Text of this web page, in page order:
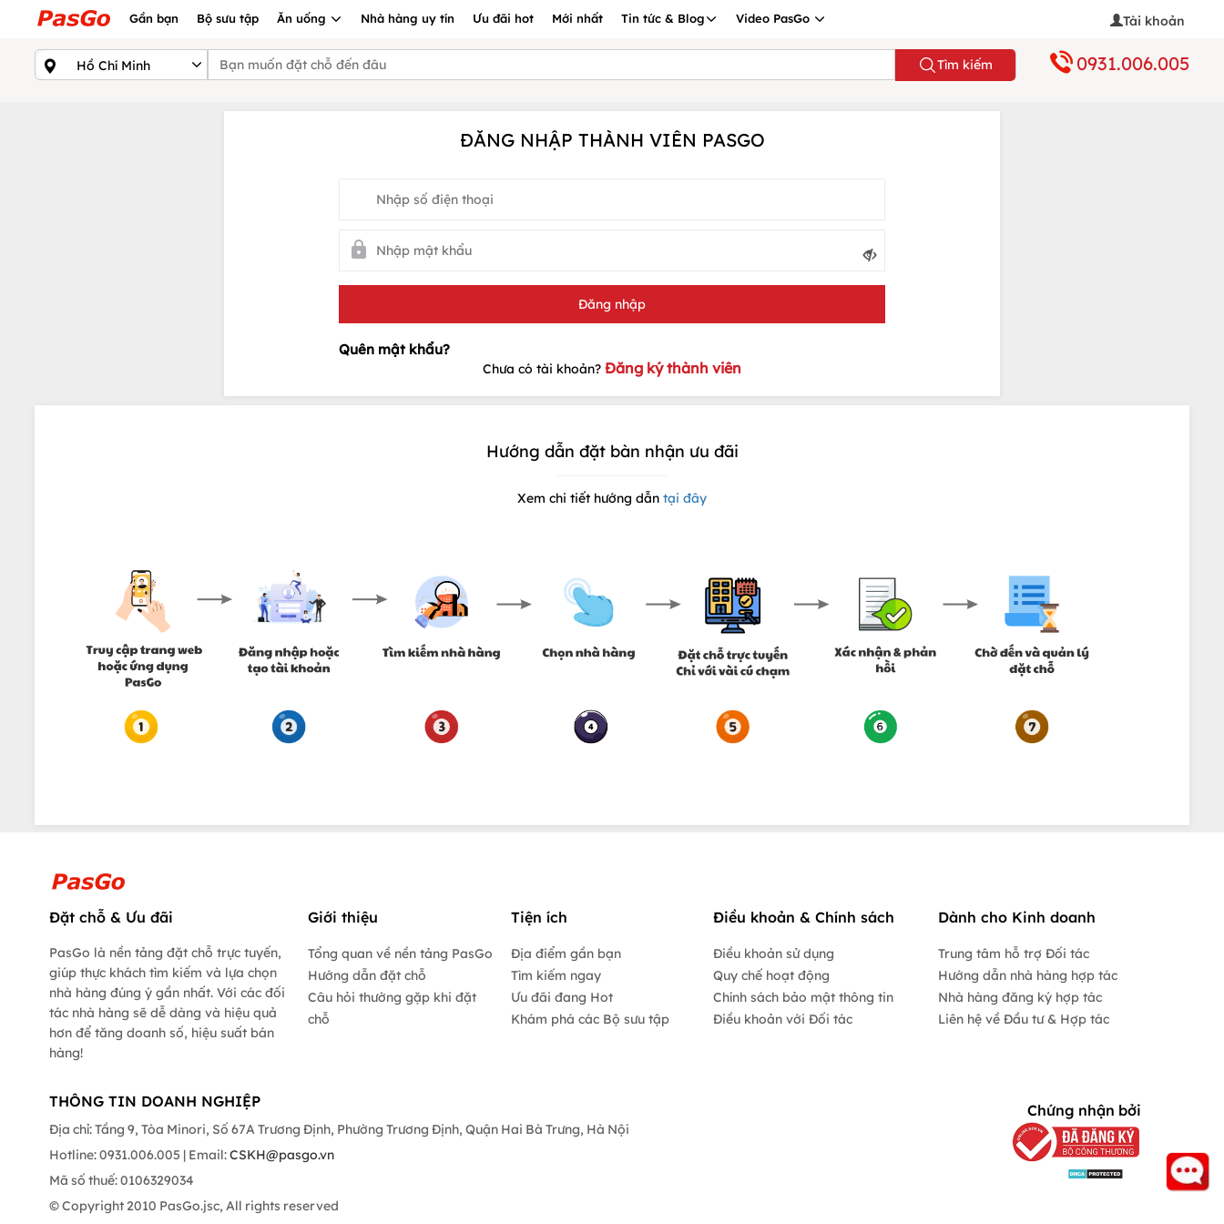
Gần bạn Bộ sưu tập Ăn uống Nhà hàng uy tín Ưu đãi hot Mới nhất Tin tức & Blog Video PasGo Tài khoản
Tìm kiếm 0931.006.005
ĐĂNG NHẬP THÀNH VIÊN PASGO
Chưa có tài khoản? Đăng ký thành viên
Hướng dẫn đặt bàn nhận ưu đãi
Xem chi tiết hướng dẫn tại đây
Đặt chỗ & Ưu đãi
PasGo là nền tảng đặt chỗ trực tuyến,
giúp thực khách tìm kiếm và lựa chọn
nhà hàng đúng ý gần nhất. Với các đối
tác nhà hàng sẽ dễ dàng và hiệu quả
hơn để tăng doanh số, hiệu suất bán
hàng!
Giới thiệu
Tổng quan về nền tảng PasGo
Hướng dẫn đặt chỗ
Câu hỏi thường gặp khi đặt
chỗ
Tiện ích
Địa điểm gần bạn
Tìm kiếm ngay
Ưu đãi đang Hot
Khám phá các Bộ sưu tập
Điều khoản & Chính sách
Điều khoản sử dụng
Quy chế hoạt động
Chính sách bảo mật thông tin
Điều khoản với Đối tác
Dành cho Kinh doanh
Trung tâm hỗ trợ Đối tác
Hướng dẫn nhà hàng hợp tác
Nhà hàng đăng ký hợp tác
Liên hệ về Đầu tư & Hợp tác
THÔNG TIN DOANH NGHIỆP
Địa chỉ: Tầng 9, Tòa Minori, Số 67A Trương Định, Phường Trương Định, Quận Hai Bà Trưng, Hà Nội
Hotline: 0931.006.005 | Email:CSKH@pasgo.vn
Mã số thuế: 0106329034
© Copyright 2010 PasGo.jsc, All rights reserved
Chứng nhận bởi